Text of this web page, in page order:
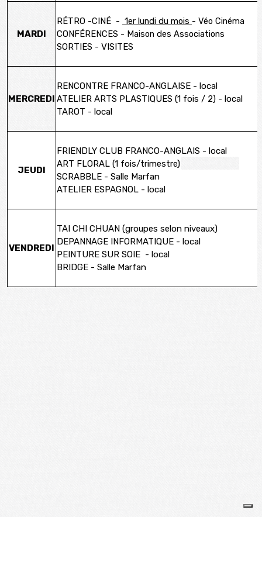
MARDI
RÉTRO -CINÉ - 1er lundi du mois - Véo Cinéma
CONFÉRENCES - Maison des Associations
SORTIES - VISITES
MERCREDI
RENCONTRE FRANCO-ANGLAISE - local
ATELIER ARTS PLASTIQUES (1 fois / 2) - local
TAROT - local
JEUDI
FRIENDLY CLUB FRANCO-ANGLAIS - local
ART FLORAL (1 fois/trimestre)
SCRABBLE - Salle Marfan
ATELIER ESPAGNOL - local
VENDREDI
TAI CHI CHUAN (groupes selon niveaux)
DEPANNAGE INFORMATIQUE - local
PEINTURE SUR SOIE - local
BRIDGE - Salle Marfan